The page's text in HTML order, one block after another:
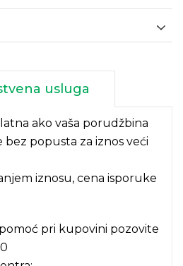
usluga
ako vaša porudžbina
popusta za iznos veći
iznosu, cena isporuke
pri kupovini pozovite